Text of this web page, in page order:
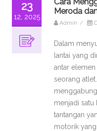
23
12, 2025
Meroda
Admin /
Dalam
lantai yang
antar
seorang
menjadi satu
tantangan
motorik yang